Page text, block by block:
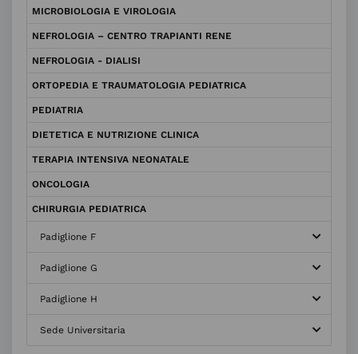
MICROBIOLOGIA E VIROLOGIA
NEFROLOGIA – CENTRO TRAPIANTI RENE
NEFROLOGIA - DIALISI
ORTOPEDIA E TRAUMATOLOGIA PEDIATRICA
PEDIATRIA
DIETETICA E NUTRIZIONE CLINICA
TERAPIA INTENSIVA NEONATALE
ONCOLOGIA
CHIRURGIA PEDIATRICA
Padiglione F
Padiglione G
Padiglione H
Sede Universitaria